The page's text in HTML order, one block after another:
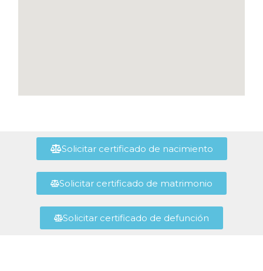
Solicitar certificado de nacimiento
Solicitar certificado de matrimonio
Solicitar certificado de defunción